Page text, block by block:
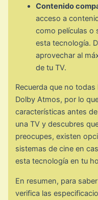
Contenido
acceso a
como películas o
esta tecnología.
aprovechar al
de tu TV.
Recuerda que no
Dolby Atmos, por lo
características antes
una TV y descubres
preocupes, existen
sistemas de cine en
esta tecnología en tu
En resumen, para
verifica las